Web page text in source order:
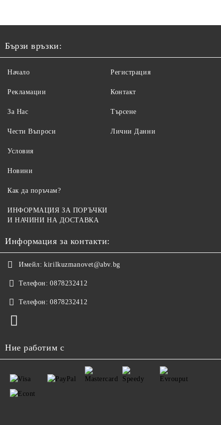
Бързи връзки:
Начало
Рекламации
За Нас
Чести Въпроси
Регистрация
Контакт
Търсене
Лични Данни
Условия
Новини
Как да поръчам?
ИНФОРМАЦИЯ ЗА ПОРЪЧКИ
И НАЧИНИ НА ДОСТАВКА
Информация за контакти:
Имейл: kirilkuzmanovet@abv.bg
Телефон: 0878232412
Телефон: 0878232412
Ние работим с